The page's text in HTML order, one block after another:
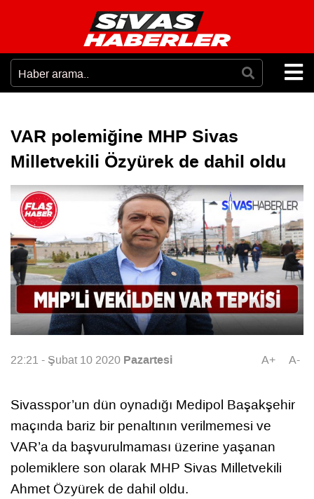
VAR polemiğine MHP Sivas
Milletvekili Özyürek de dahil oldu
22:21 - Şubat 10 2020 Pazartesi A+ A-
Sivasspor’un dün oynadığı Medipol Başakşehir
maçında bariz bir penaltının verilmemesi ve
VAR’a da başvurulmaması üzerine yaşanan
polemiklere son olarak MHP Sivas Milletvekili
Ahmet Özyürek de dahil oldu.